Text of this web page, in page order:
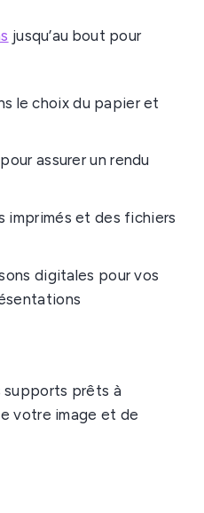
jusqu’au bout pour
le choix du papier et
assurer un rendu
imprimés et des fichiers
digitales pour vos
supports prêts à
votre image et de